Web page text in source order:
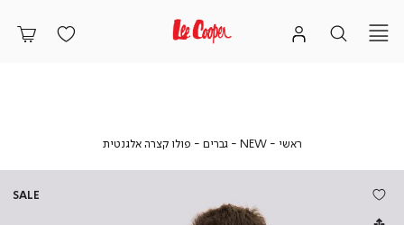
ראשי ראשי
NEW
NEW
גברים גברים
פולו קצרה אלגנטיתפולו
אלגנטית
SALE